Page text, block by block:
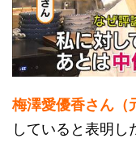
梅澤愛優香さん（
していると表明し